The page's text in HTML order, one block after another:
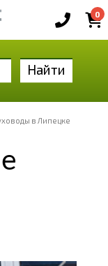
0
Найти
в Липецке